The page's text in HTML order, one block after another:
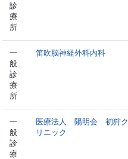
診
療
所
一
般
診
療
所
笛吹脳神経外科内科
一
般
診
療
医療法人 陽明会 初狩ク
リニック